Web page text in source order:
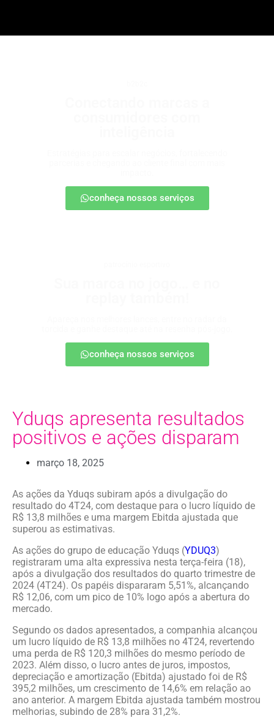
conheça nossos serviços
conheça nossos serviços
Yduqs apresenta resultados
positivos e ações disparam
março 18, 2025
As ações da Yduqs subiram após a divulgação do
resultado do 4T24, com destaque para o lucro líquido de
R$ 13,8 milhões e uma margem Ebitda ajustada que
superou as estimativas.
As ações do grupo de educação Yduqs (YDUQ3)
registraram uma alta expressiva nesta terça-feira (18),
após a divulgação dos resultados do quarto trimestre de
2024 (4T24). Os papéis dispararam 5,51%, alcançando
R$ 12,06, com um pico de 10% logo após a abertura do
mercado.
Segundo os dados apresentados, a companhia alcançou
um lucro líquido de R$ 13,8 milhões no 4T24, revertendo
uma perda de R$ 120,3 milhões do mesmo período de
2023. Além disso, o lucro antes de juros, impostos,
depreciação e amortização (Ebitda) ajustado foi de R$
395,2 milhões, um crescimento de 14,6% em relação ao
ano anterior. A margem Ebitda ajustada também mostrou
melhorias, subindo de 28% para 31,2%.